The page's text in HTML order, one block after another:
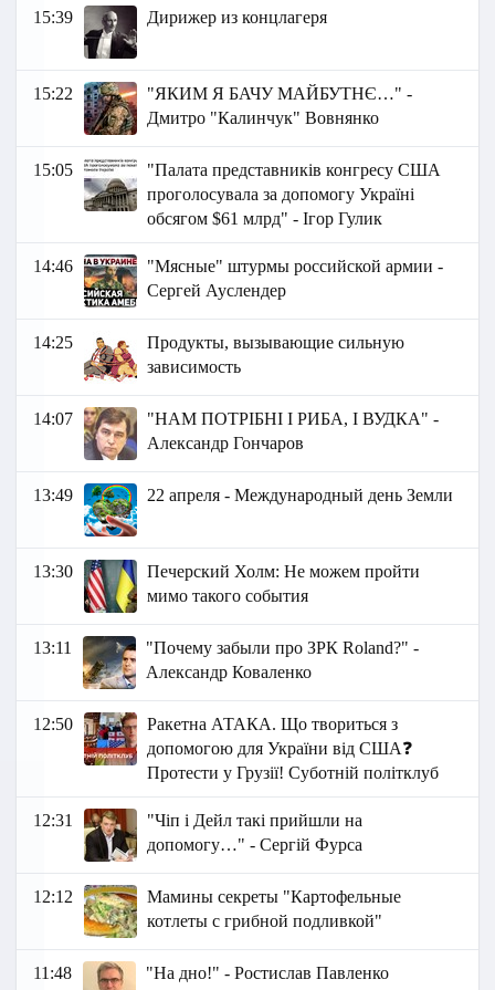
15:39 Дирижер из концлагеря
15:22
"ЯКИМ Я БАЧУ МАЙБУТНЄ…" -
Дмитро "Калинчук" Вовнянко
15:05
"Палата представників конгресу США
проголосувала за допомогу Україні
обсягом $61 млрд" - Ігор Гулик
14:46
"Мясные" штурмы российской армии -
Сергей Ауслендер
14:25
Продукты, вызывающие сильную
зависимость
14:07
"НАМ ПОТРІБНІ І РИБА, І ВУДКА" -
Александр Гончаров
13:49 22 апреля - Международный день Земли
13:30
Печерский Холм: Не можем пройти
мимо такого события
13:11
"Почему забыли про ЗРК Roland?" -
Александр Коваленко
12:50
Ракетна АТАКА. Що твориться з
допомогою для України від США❓
Протести у Грузії! Суботній політклуб
12:31
"Чіп і Дейл такі прийшли на
допомогу…" - Сергій Фурса
12:12
Мамины секреты "Картофельные
котлеты с грибной подливкой"
11:48 "На дно!" - Ростислав Павленко